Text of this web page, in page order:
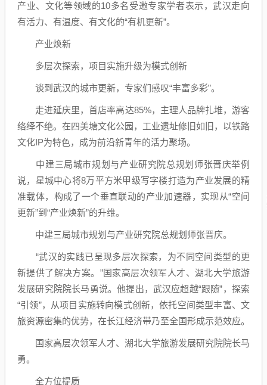
产业、文化等领域的10多名受邀专家学者表示，武汉走向
有活力、有温度、有文化的“有机更新”。
产业焕新
多层次探索，项目实施升级为模式创新
谈到武汉的城市更新，专家们感叹“丰富多彩”。
走进延庆里，首店率高达85%，主理人品牌扎堆，游客
络绎不绝。在四美塘文化公园，工业遗址修旧如旧，以铁路
文化IP为特色，成为前沿新青年的活力聚场。
中建三局城市规划与产业研究院总规划师张晋庆举例
说，星城中心将8万平方米甲级写字楼打造为产业发展的精
准载体，构成了一个垂直联动的产业加速器，实现从“空间
更新”到“产业焕新”的升维。
中建三局城市规划与产业研究院总规划师张晋庆。
“武汉的实践已呈现多层次探索，为不同空间类型的更
新提供了解决方案。”国家高层次领军人才、湖北大学旅游
发展研究院院长马勇说。他提出，武汉应超越“跟随”，探索
“引领”，从项目实施转向模式创新，依托空间类型丰富、文
旅资源密集的优势，在长江经济带乃至全国形成示范效应。
国家高层次领军人才、湖北大学旅游发展研究院院长马
勇。
全方位提质